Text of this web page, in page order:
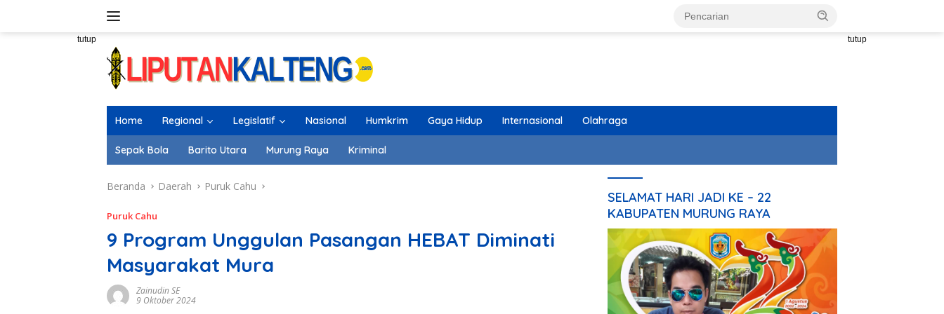
tutup tutup
Home Regional Legislatif Nasional Humkrim Gaya Hidup Internasional Olahraga
Sepak Bola Barito Utara Murung Raya Kriminal
Beranda Daerah Puruk Cahu
Puruk Cahu
9 Program Unggulan Pasangan HEBAT Diminati
Masyarakat Mura
Zainudin SE
9 Oktober 2024
SELAMAT HARI JADI KE – 22
KABUPATEN MURUNG RAYA